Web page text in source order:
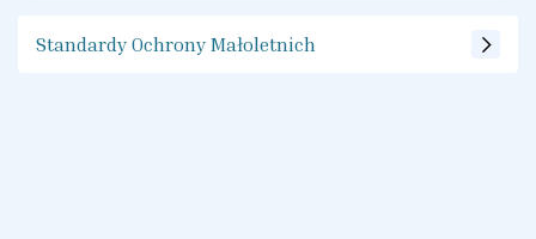
Standardy Ochrony Małoletnich